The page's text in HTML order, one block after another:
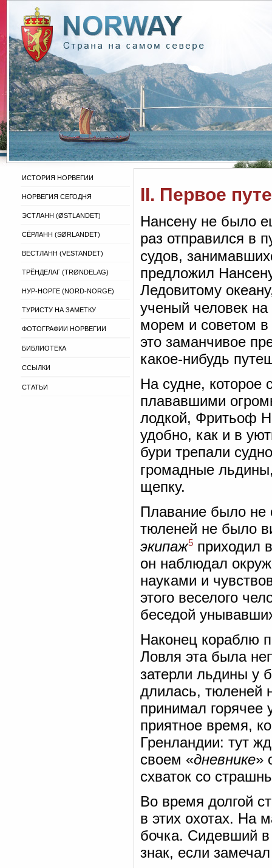
ИСТОРИЯ НОРВЕГИИ
НОРВЕГИЯ СЕГОДНЯ
ЭСТЛАНН (ØSTLANDET)
СЁРЛАНН (SØRLANDET)
ВЕСТЛАНН (VESTANDET)
ТРЁНДЕЛАГ (TRØNDELAG)
НУР-НОРГЕ (NORD-NORGE)
ТУРИСТУ НА ЗАМЕТКУ
ФОТОГРАФИИ НОРВЕГИИ
БИБЛИОТЕКА
ССЫЛКИ
СТАТЬИ
II. Первое
Нансену не было
раз отправился в
судов,
предложил
Ледовитому
ученый человек на
морем и советом
это заманчивое
какое-нибудь
На судне, которое
плававшими
лодкой, Фритьоф
удобно, как и в
бури трепали
громадные
щепку.
Плавание было не
тюленей не было
экипаж5 приходил
он наблюдал
науками и
этого веселого
беседой
Наконец кораблю
Ловля эта была
затерли льдины у
длилась, тюленей
принимал горячее
приятное время,
Гренландии: тут
своем «дневнике»
схваток со
Во время долгой
в этих охотах. На
бочка. Сидевший в
знак, если